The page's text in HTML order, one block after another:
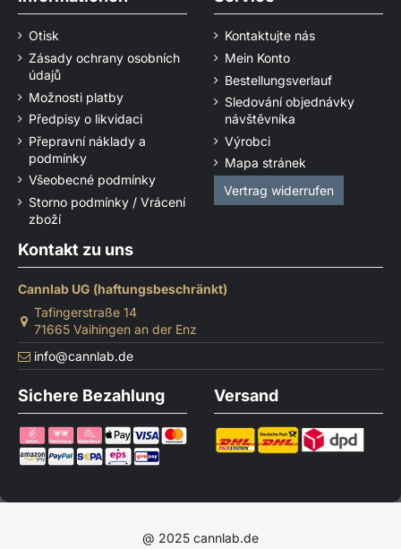
Otisk
Zásady ochrany osobních
údajů
Možnosti platby
Předpisy o likvidaci
Přepravní náklady a
podmínky
Všeobecné podmínky
Storno podmínky / Vrácení
zboží
Kontaktujte nás
Mein Konto
Bestellungsverlauf
Sledování objednávky
návštěvníka
Výrobci
Mapa stránek
Vertrag widerrufen
Kontakt zu uns
Cannlab UG (haftungsbeschränkt)
Tafingerstraße 14
71665 Vaihingen an der Enz
info@cannlab.de
Sichere Bezahlung Versand
@ 2025 cannlab.de